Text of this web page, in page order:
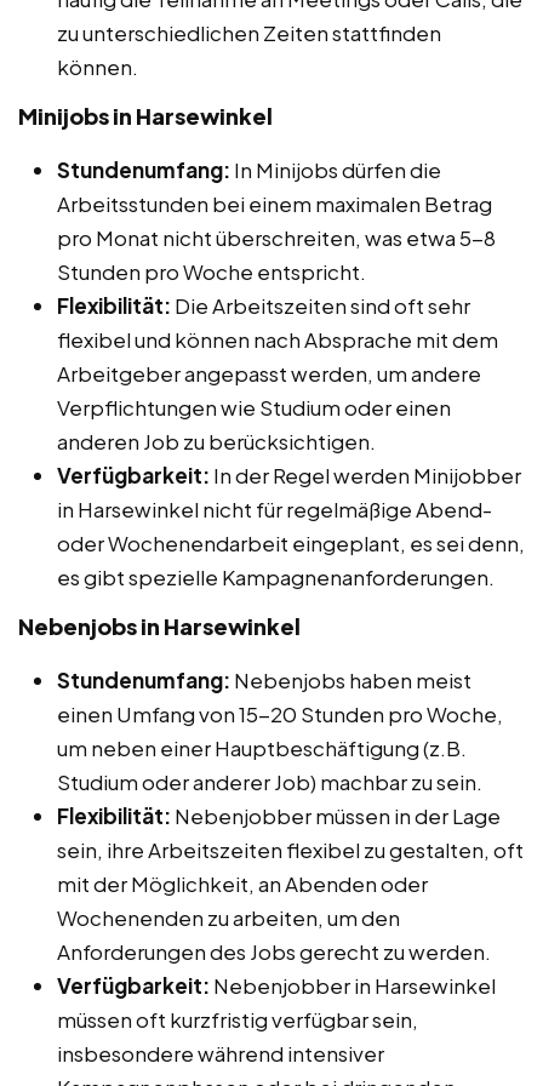
zu unterschiedlichen Zeiten stattfinden
können.
Minijobs in Harsewinkel
Stundenumfang: In Minijobs dürfen die
Arbeitsstunden bei einem maximalen Betrag
pro Monat nicht überschreiten, was etwa 5-8
Stunden pro Woche entspricht.
Flexibilität: Die Arbeitszeiten sind oft sehr
flexibel und können nach Absprache mit dem
Arbeitgeber angepasst werden, um andere
Verpflichtungen wie Studium oder einen
anderen Job zu berücksichtigen.
Verfügbarkeit: In der Regel werden Minijobber
in Harsewinkel nicht für regelmäßige Abend-
oder Wochenendarbeit eingeplant, es sei denn,
es gibt spezielle Kampagnenanforderungen.
Nebenjobs in Harsewinkel
Stundenumfang: Nebenjobs haben meist
einen Umfang von 15-20 Stunden pro Woche,
um neben einer Hauptbeschäftigung (z.B.
Studium oder anderer Job) machbar zu sein.
Flexibilität: Nebenjobber müssen in der Lage
sein, ihre Arbeitszeiten flexibel zu gestalten, oft
mit der Möglichkeit, an Abenden oder
Wochenenden zu arbeiten, um den
Anforderungen des Jobs gerecht zu werden.
Verfügbarkeit: Nebenjobber in Harsewinkel
müssen oft kurzfristig verfügbar sein,
insbesondere während intensiver